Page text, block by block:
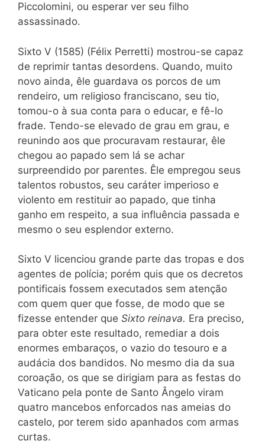
Piccolomini, ou esperar ver seu filho
assassinado.
Sixto V (1585) (Félix Perretti) mostrou-se capaz
de reprimir tantas desordens. Quando, muito
novo ainda, êle guardava os porcos de um
rendeiro, um religioso franciscano, seu tio,
tomou-o à sua conta para o educar, e fê-lo
frade. Tendo-se elevado de grau em grau, e
reunindo aos que procuravam restaurar, êle
chegou ao papado sem lá se achar
surpreendido por parentes. Êle empregou seus
talentos robustos, seu caráter imperioso e
violento em restituir ao papado, que tinha
ganho em respeito, a sua influência passada e
mesmo o seu esplendor externo.
Sixto V licenciou grande parte das tropas e dos
agentes de polícia; porém quis que os decretos
pontificais fossem executados sem atenção
com quem quer que fosse, de modo que se
fizesse entender que Sixto reinava. Era preciso,
para obter este resultado, remediar a dois
enormes embaraços, o vazio do tesouro e a
audácia dos bandidos. No mesmo dia da sua
coroação, os que se dirigiam para as festas do
Vaticano pela ponte de Santo Ângelo viram
quatro mancebos enforcados nas ameias do
castelo, por terem sido apanhados com armas
curtas.